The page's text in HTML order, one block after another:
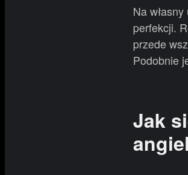
Na
perfekcji.
przede
Podobnie
Jak